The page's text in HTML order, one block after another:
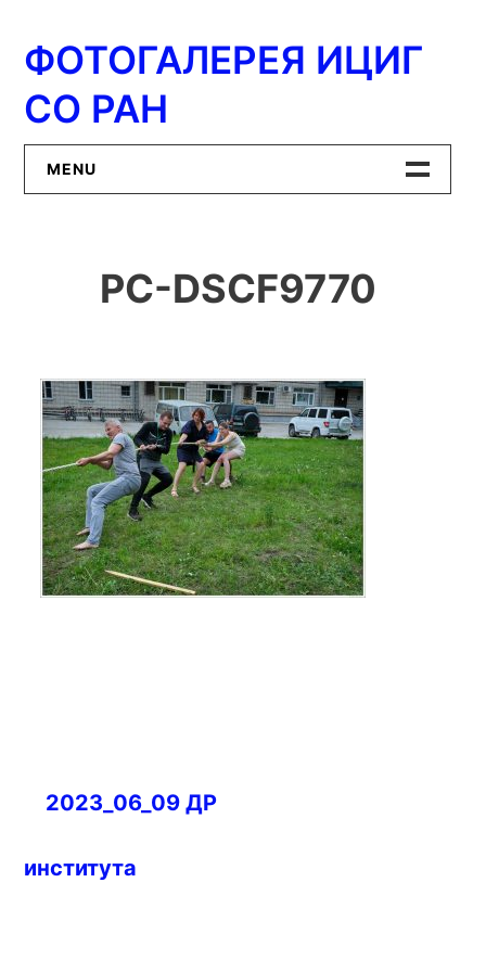
содержимому
ФОТОГАЛЕРЕЯ ИЦИГ
СО РАН
MENU
ИЦиГ СО РАН
PC-DSCF9770
Навигация
записям
2023_06_09 ДР
института